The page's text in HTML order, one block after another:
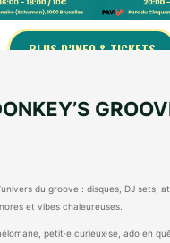
PLUS D’INFO & TICKETS
du groove : disques, DJ sets,
et vibes chaleureuses.
petit·e curieux·se, ado en